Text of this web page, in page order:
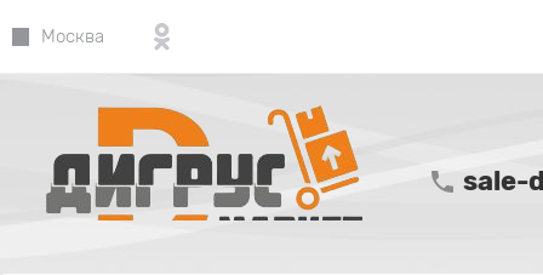
Москва
sale-